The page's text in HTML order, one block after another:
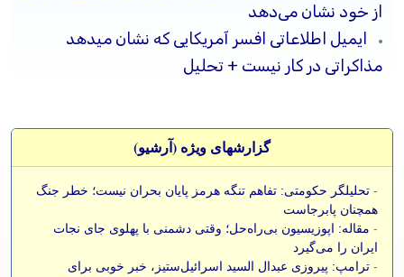
از خود نشان می‌دهد
ایمیل اطلاعاتی افسر آمریکایی که نشان میدهد
مذاکراتی در کار نیست + تحلیل
گزارشهای ویژه (آرشيو)
- تحلیلگر حکومتی: تفاهم تنگه هرمز پایان بحران نیست؛ خطر جنگ
همچنان پابرجاست
- مقاله: اپوزیسیون بی‌راه‌حل؛ وقتی دشمنی با پهلوی جای نجات
ایران را می‌گیرد
- ترامپ: پیروزی عبدال السید اسرائیل‌ستیز، خبر خوبی برای